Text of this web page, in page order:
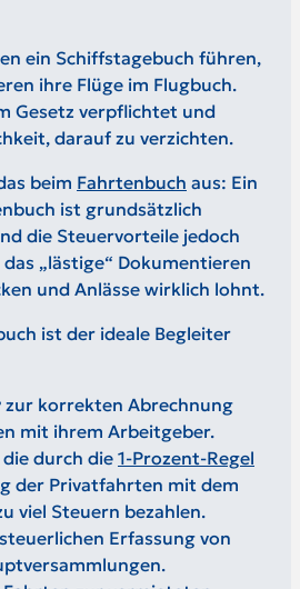
ein Schiffstagebuch führen,
ihre Flüge im Flugbuch.
Gesetz verpflichtet und
darauf zu verzichten.
beim Fahrtenbuch aus: Ein
ist grundsätzlich
die Steuervorteile jedoch
„lästige“ Dokumentieren
und Anlässe wirklich lohnt.
ist der ideale Begleiter
zur korrekten Abrechnung
mit ihrem Arbeitgeber.
die durch die 1-Prozent-Regel
der Privatfahrten mit dem
viel Steuern bezahlen.
Erfassung von